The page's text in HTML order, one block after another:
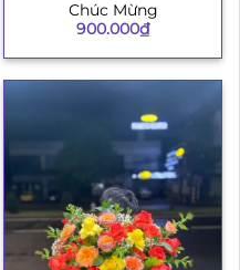
Chúc Mừng
900.000₫